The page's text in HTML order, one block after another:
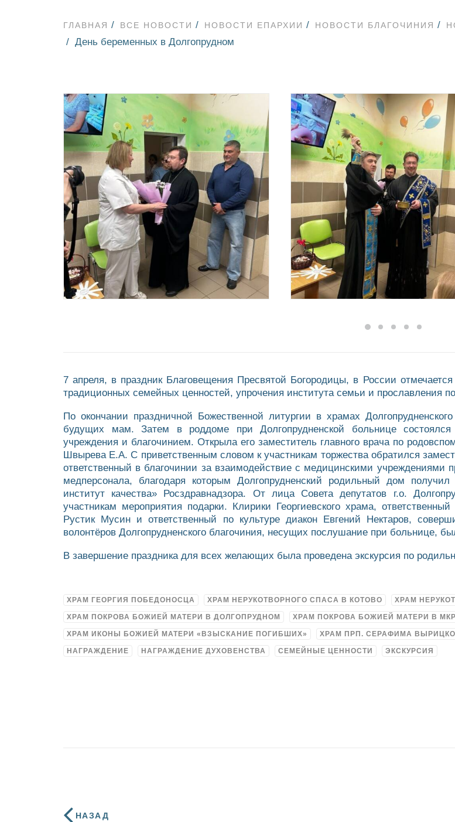
ГЛАВНАЯ ВСЕ НОВОСТИ НОВОСТИ ЕПАРХИИ НОВОСТИ БЛАГОЧИНИЯ
День беременных в Долгопрудном
7 апреля, в праздник Благовещения Пресвятой Богородицы, в России
традиционных семейных ценностей, упрочения института семьи и прославления
По окончании праздничной Божественной литургии в храмах
будущих мам. Затем в роддоме при Долгопрудненской больнице состоялся
учреждения и благочинием. Открыла его заместитель главного врача по
Швырева Е.А. С приветственным словом к участникам торжества обратился
ответственный в благочинии за взаимодействие с медицинскими учреждениями
медперсонала, благодаря которым Долгопрудненский родильный дом
институт качества» Росздравнадзора. От лица Совета депутатов г.о.
участникам мероприятия подарки. Клирики Георгиевского храма,
Рустик Мусин и ответственный по культуре диакон Евгений Нектаров,
волонтёров Долгопрудненского благочиния, несущих послушание при больнице,
В завершение праздника для всех желающих была проведена экскурсия по
ХРАМ ГЕОРГИЯ ПОБЕДОНОСЦА ХРАМ НЕРУКОТВОРНОГО СПАСА В КОТОВО ХРАМ
ХРАМ ПОКРОВА БОЖИЕЙ МАТЕРИ В ДОЛГОПРУДНОМ ХРАМ ПОКРОВА БОЖИЕЙ МАТЕРИ В
ХРАМ ИКОНЫ БОЖИЕЙ МАТЕРИ «ВЗЫСКАНИЕ ПОГИБШИХ» ХРАМ ПРП. СЕРАФИМА
НАГРАЖДЕНИЕ НАГРАЖДЕНИЕ ДУХОВЕНСТВА СЕМЕЙНЫЕ ЦЕННОСТИ ЭКСКУРСИЯ
НАЗАД